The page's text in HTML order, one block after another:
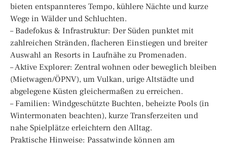
bieten entspannteres Tempo, kühlere Nächte und kurze
Wege in Wälder und Schluchten.
– Badefokus & Infrastruktur: Der Süden punktet mit
zahlreichen Stränden, flacheren Einstiegen und breiter
Auswahl an Resorts in Laufnähe zu Promenaden.
– Aktive Explorer: Zentral wohnen oder beweglich bleiben
(Mietwagen/ÖPNV), um Vulkan, urige Altstädte und
abgelegene Küsten gleichermaßen zu erreichen.
– Familien: Windgeschützte Buchten, beheizte Pools (in
Wintermonaten beachten), kurze Transferzeiten und
nahe Spielplätze erleichtern den Alltag.
Praktische Hinweise: Passatwinde können am